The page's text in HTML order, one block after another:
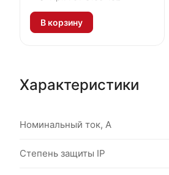
В корзину
Характеристики
Номинальный ток, А
Степень защиты IP